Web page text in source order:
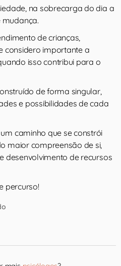
na sobrecarga do dia a
de crianças,
considero importante a
isso contribui para o
de forma singular,
e possibilidades de cada
caminho que se constrói
maior compreensão de si,
desenvolvimento de recursos
percurso!